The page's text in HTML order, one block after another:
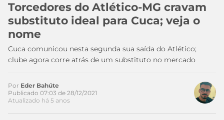
DE
APOSTA
MELHORES
SITES
DE
APOSTAS
2026
COPA
DO
MUNDO
TIMES
MEU
TIME
CAMPEONATOS
Torcedores do Atlético-MG cravam
substituto ideal para Cuca; veja o
nome
Cuca comunicou nesta segunda sua saída do Atlético;
clube agora corre atrás de um substituto no mercado
Por Eder Bahúte
Publicado 07:03 de 28/12/2021
Atualizado há 5 anos